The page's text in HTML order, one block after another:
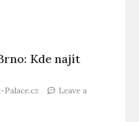
Kde najít
Palace.cz
Leave a